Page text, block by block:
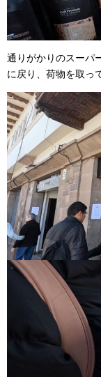
通りがかりのスーパ
に戻り、荷物を取っ